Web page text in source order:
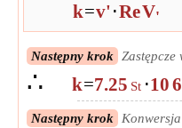
k=v'⋅ReV'
Następny krok Zastępcze
∴ k=7.25 St ⋅106
Następny krok